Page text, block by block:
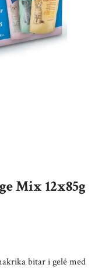
Mix 12x85g
bitar i gelé med